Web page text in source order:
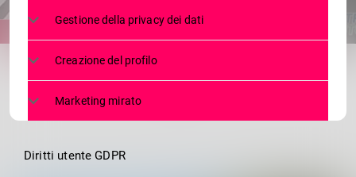
share
email
Gestione della privacy dei dati
Creazione del profilo
Marketing mirato
Diritti utente GDPR